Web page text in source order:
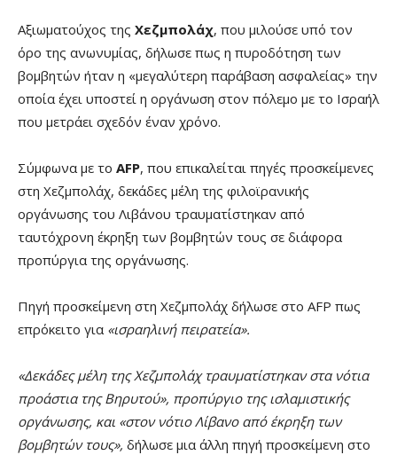
Αξιωματούχος της Χεζμπολάχ, που μιλούσε υπό τον
όρο της ανωνυμίας, δήλωσε πως η πυροδότηση των
βομβητών ήταν η «μεγαλύτερη παράβαση ασφαλείας» την
οποία έχει υποστεί η οργάνωση στον πόλεμο με το Ισραήλ
που μετράει σχεδόν έναν χρόνο.
Σύμφωνα με το AFP, που επικαλείται πηγές προσκείμενες
στη Χεζμπολάχ, δεκάδες μέλη της φιλοϊρανικής
οργάνωσης του Λιβάνου τραυματίστηκαν από
ταυτόχρονη έκρηξη των βομβητών τους σε διάφορα
προπύργια της οργάνωσης.
Πηγή προσκείμενη στη Χεζμπολάχ δήλωσε στο AFP πως
επρόκειτο για «ισραηλινή πειρατεία».
«Δεκάδες μέλη της Χεζμπολάχ τραυματίστηκαν στα νότια
προάστια της Βηρυτού», προπύργιο της ισλαμιστικής
οργάνωσης, και «στον νότιο Λίβανο από έκρηξη των
βομβητών τους», δήλωσε μια άλλη πηγή προσκείμενη στο